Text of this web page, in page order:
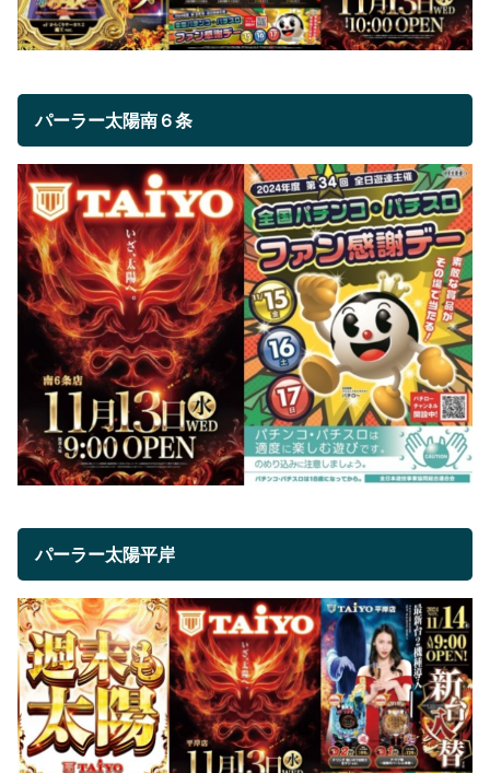
パーラー太陽南６条
パーラー太陽平岸